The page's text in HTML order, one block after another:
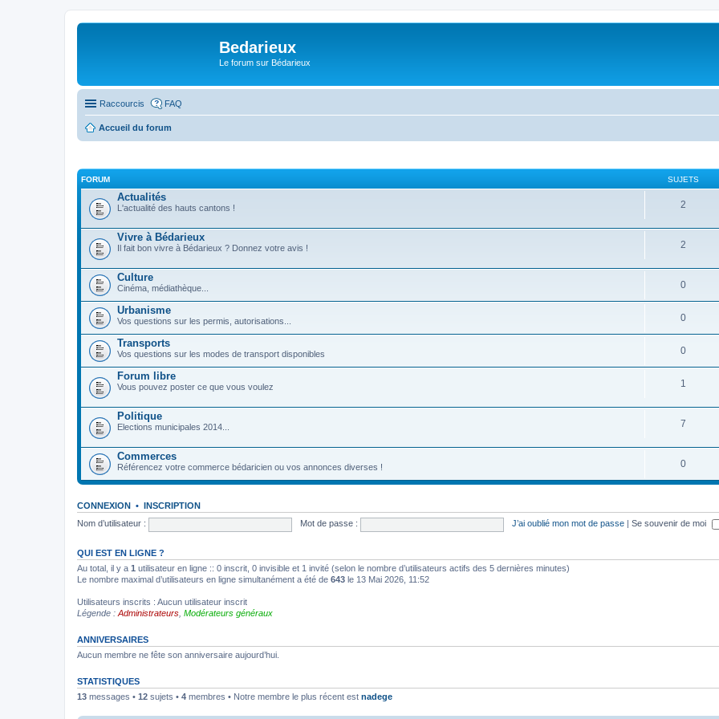
Bedarieux
Le forum sur Bédarieux
Raccourcis FAQ
Accueil du forum
FORUM SUJETS
Actualités
L'actualité des hauts cantons ! 2
Vivre à Bédarieux
Il fait bon vivre à Bédarieux ? Donnez votre avis ! 2
Culture
Cinéma, médiathèque... 0
Urbanisme
Vos questions sur les permis, autorisations... 0
Transports
Vos questions sur les modes de transport disponibles 0
Forum libre
Vous pouvez poster ce que vous voulez 1
Politique
Elections municipales 2014... 7
Commerces
Référencez votre commerce bédaricien ou vos annonces diverses ! 0
CONNEXION • INSCRIPTION
Nom d’utilisateur :
Mot de passe : J’ai oublié mon mot de passe Se souvenir de moi
QUI EST EN LIGNE ?
Au total, il y a 1 utilisateur en ligne :: 0 inscrit, 0 invisible et 1 invité (selon le nombre d’utilisateurs actifs des 5 dernières minutes)
Le nombre maximal d’utilisateurs en ligne simultanément a été de 643 le 13 Mai 2026, 11:52
Utilisateurs inscrits : Aucun utilisateur inscrit
Légende : Administrateurs Modérateurs généraux
ANNIVERSAIRES
Aucun membre ne fête son anniversaire aujourd’hui.
STATISTIQUES
13 messages • 12 sujets • 4 membres • Notre membre le plus récent est nadege